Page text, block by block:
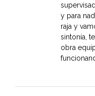
y para
raja y
sintonía,
obra